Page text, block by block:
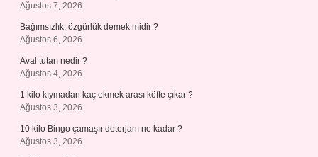
Ağustos 7, 2026
Bağımsızlık, özgürlük demek midir ?
Ağustos 6, 2026
Aval tutarı nedir ?
Ağustos 4, 2026
1 kilo kıymadan kaç ekmek arası köfte çıkar ?
Ağustos 3, 2026
10 kilo Bingo çamaşır deterjanı ne kadar ?
Ağustos 3, 2026